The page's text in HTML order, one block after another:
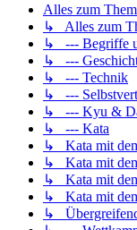
Alles zum
↳ Alles zum
↳ --- Begriffe
↳ ---
↳ --- Technik
↳ ---
↳ --- Kyu &
↳ --- Kata
↳ Kata mit
↳ Kata mit
↳ Kata mit
↳ Kata mit
↳